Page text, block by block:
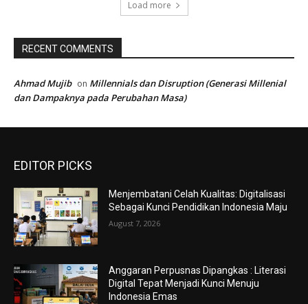
Load more
RECENT COMMENTS
Ahmad Mujib on Millennials dan Disruption (Generasi Millenial
dan Dampaknya pada Perubahan Masa)
EDITOR PICKS
Menjembatani Celah Kualitas: Digitalisasi
Sebagai Kunci Pendidikan Indonesia Maju
August 7, 2026
Anggaran Perpusnas Dipangkas : Literasi
Digital Tepat Menjadi Kunci Menuju
Indonesia Emas